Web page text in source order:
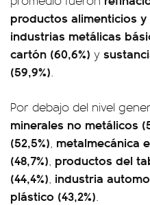
productos alimenticios y
industrias metálicas
cartón (60,6%) y
(59,9%).
Por debajo del nivel
minerales no metálicos
(52,5%), metalmecánica
(48,7%), productos del
(44,4%), industria
plástico (43,2%).